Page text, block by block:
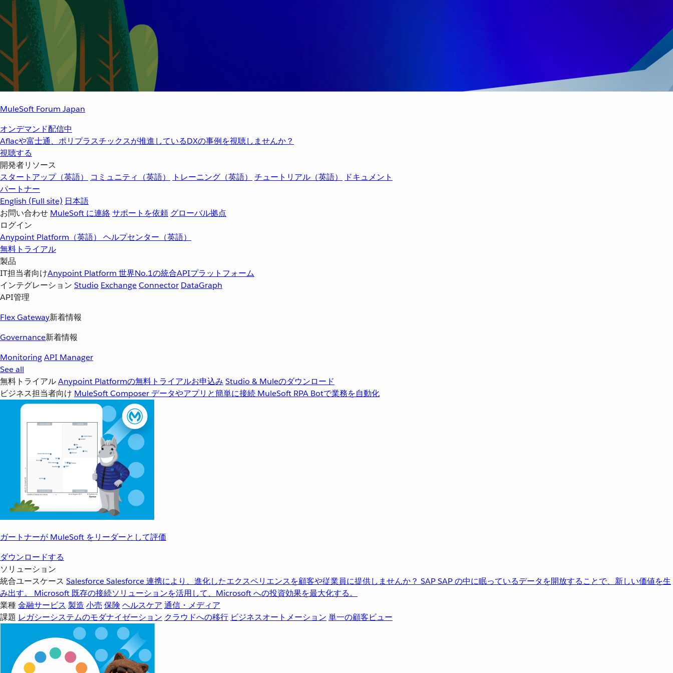
MuleSoft Forum Japan
オンデマンド配信中
Aflacや富士通、ポリプラスチックスが推進しているDXの事例を視聴しませんか？
視聴する
開発者リソース
スタートアップ（英語）
コミュニティ（英語） トレーニング（英語） チュートリアル（英語）
ドキュメント
パートナー
English (Full site) 日本語
お問い合わせ MuleSoft に連絡サポートを依頼 グローバル拠点
ログイン
Anypoint Platform（英語） ヘルプセンター（英語）
無料トライアル
製品
IT担当者向けAnypoint Platform 世界No.1の統合APIプラットフォーム
インテグレーション Studio ExchangeConnector DataGraph
API管理
Flex Gateway新着情報
Governance新着情報
MonitoringAPI Manager
See all
無料トライアルAnypoint Platformの無料トライアルお申込み Studio & Muleのダウンロード
ビジネス担当者向け MuleSoft Composer データやアプリと簡単に接続 MuleSoft RPA Botで業務を自動化
ガートナーが MuleSoft をリーダーとして評価
ダウンロードする
ソリューション
統合ユースケース SalesforceSalesforce 連携により、進化したエクスペリエンスを顧客や従業員に提供しませんか？ SAPSAP の中に眠っているデータを開放することで、新しい価値を生
み出す。
Microsoft 既存の接続ソリューションを活用して、Microsoft への投資効果を最大化する。
業種金融サービス 製造 小売 保険 ヘルスケア 通信・メディア
課題 レガシーシステムのモダナイゼーション クラウドへの移行 ビジネスオートメーション 単一の顧客ビュー